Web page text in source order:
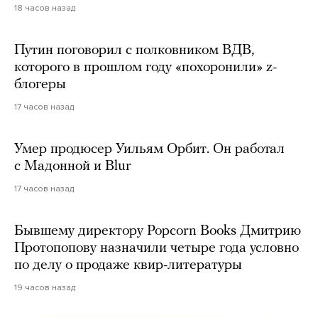
18 часов назад
Путин поговорил с полковником ВДВ,
которого в прошлом году «похоронили» z-
блогеры
17 часов назад
Умер продюсер Уильям Орбит. Он работал
с Мадонной и Blur
17 часов назад
Бывшему директору Popcorn Books Дмитрию
Протопопову назначили четыре года условно
по делу о продаже квир-литературы
19 часов назад